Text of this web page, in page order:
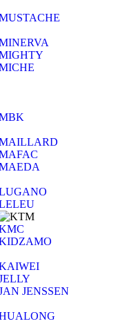
JENSSEN